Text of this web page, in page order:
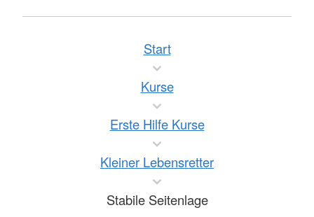
Start
Kurse
Erste Hilfe Kurse
Kleiner Lebensretter
Stabile Seitenlage